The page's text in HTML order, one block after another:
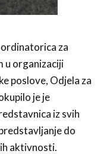
za
u organizaciji
poslove, Odjela za
je je
iz svih
do
aktivnosti.